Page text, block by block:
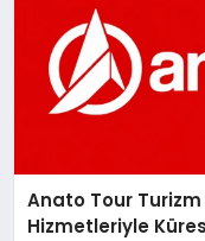
Anato Tour
Hizmetleriyle